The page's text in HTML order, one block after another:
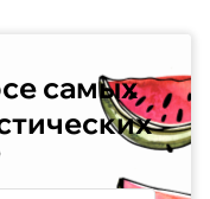
самых